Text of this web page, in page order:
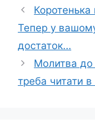
Коротенька
Тепер у
достаток…
Молитва до
треба читати в